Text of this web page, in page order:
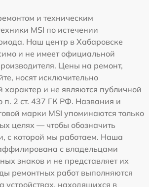
и техническим
MSI по истечении
Наш центр в Хабаровске
и не имеет официальной
Цены на ремонт,
носят исключительно
характер и не являются публичной
п. 2 ст. 437 ГК РФ. Названия и
марки MSI упоминаются только
целях — чтобы обозначить
с которой мы работаем. Наша
с владельцами
знаков и не представляет их
ремонтных работ выполняются
устройствах, находящихся в